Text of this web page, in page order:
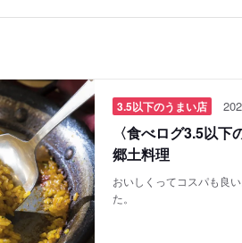
3.5以下のうまい店
〈食べログ3.5以
郷土料理
おいしくってコスパも良
た。